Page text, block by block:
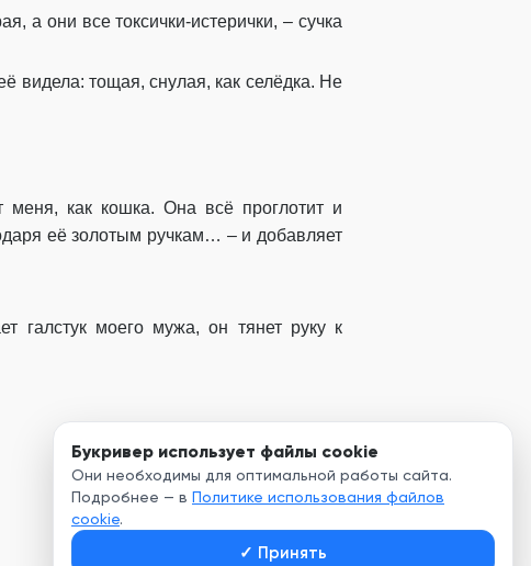
Букривер использует файлы cookie
Они необходимы для оптимальной работы сайта.
Подробнее — в Политике использования файлов
cookie.
✓ Принять
а они все токсички-истерички, – сучка
видела: тощая, снулая, как селёдка. Не
как кошка. Она всё проглотит и
её золотым ручкам… – и добавляет
галстук моего мужа, он тянет руку к